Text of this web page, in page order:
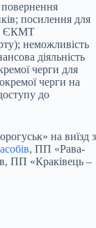
посилення для
ЄКМТ
неможливість
діяльність
черги для
черги на
до
на виїзд з
, ПП «Рава-
ПП «Краківець –